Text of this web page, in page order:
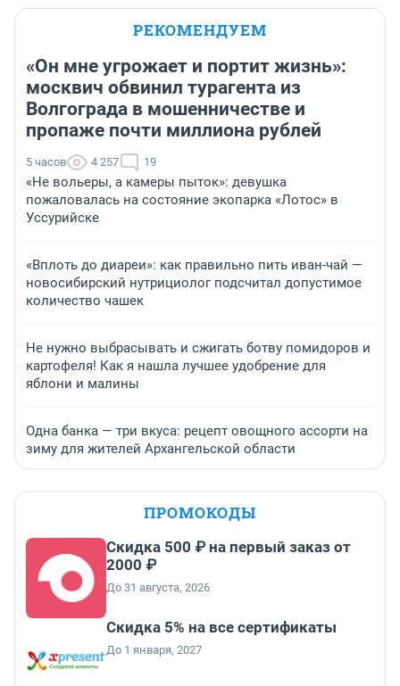
РЕКОМЕНДУЕМ
«Он мне угрожает и портит жизнь»:
москвич обвинил турагента из
Волгограда в мошенничестве и
пропаже почти миллиона рублей
5 часов 4 257 19
«Не вольеры, а камеры пыток»: девушка
пожаловалась на состояние экопарка «Лотос» в
Уссурийске
«Вплоть до диареи»: как правильно пить иван-чай —
новосибирский нутрициолог подсчитал допустимое
количество чашек
Не нужно выбрасывать и сжигать ботву помидоров и
картофеля! Как я нашла лучшее удобрение для
яблони и малины
Одна банка — три вкуса: рецепт овощного ассорти на
зиму для жителей Архангельской области
ПРОМОКОДЫ
Скидка 500 ₽ на первый заказ от
2000 ₽
До 31 августа, 2026
Скидка 5% на все сертификаты
До 1 января, 2027